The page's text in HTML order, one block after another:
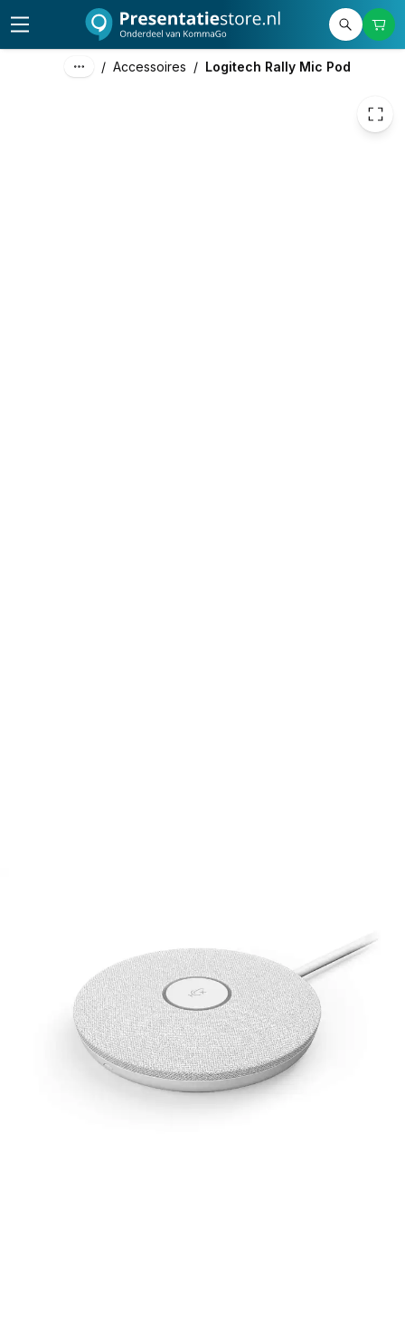
/ Accessoires / Logitech Rally Mic Pod
319,00 excl. btw
385,99 incl. btw